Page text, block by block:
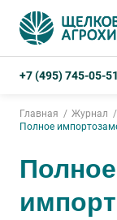
+7 (495) 745-05-51
Главная Журнал
Полное
Полное